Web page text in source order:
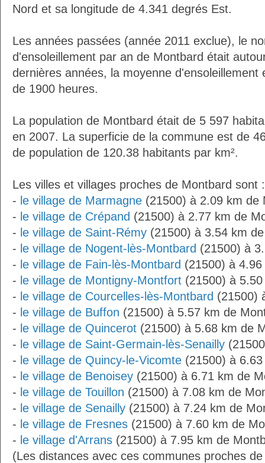
Nord et sa longitude de 4.341 degrés Est.
Les années passées (année 2011 exclue), le
d'ensoleillement par an de Montbard était
dernières années, la moyenne d'ensoleillement
de 1900 heures.
La population de Montbard était de 5 597
en 2007. La superficie de la commune est de
de population de 120.38 habitants par km².
Les villes et villages proches de Montbard sont :
- le village de Marmagne (21500) à 2.09 km de
- le village de Crépand (21500) à 2.77 km de
- le village de Saint-Rémy (21500) à 3.54 km
- le village de Nogent-lès-Montbard (21500) à
- le village de Fain-lès-Montbard (21500) à
- le village de Montigny-Montfort (21500) à
- le village de Courcelles-lès-Montbard (21500)
- le village de Buffon (21500) à 5.57 km de
- le village de Quincerot (21500) à 5.68 km de
- le village de Saint-Germain-lès-Senailly
- le village de Quincy-le-Vicomte (21500) à
- le village de Benoisey (21500) à 6.71 km de
- le village de Touillon (21500) à 7.08 km de
- le village de Senailly (21500) à 7.24 km de
- le village de Fresnes (21500) à 7.60 km de
- le village d'Arrans (21500) à 7.95 km de
(Les distances avec ces communes proches